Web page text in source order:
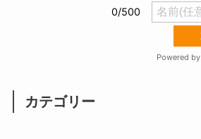
カテゴリー